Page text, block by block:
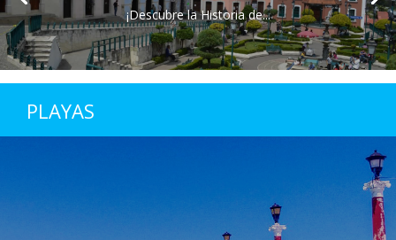
¡Descubre la Historia de...
PLAYAS